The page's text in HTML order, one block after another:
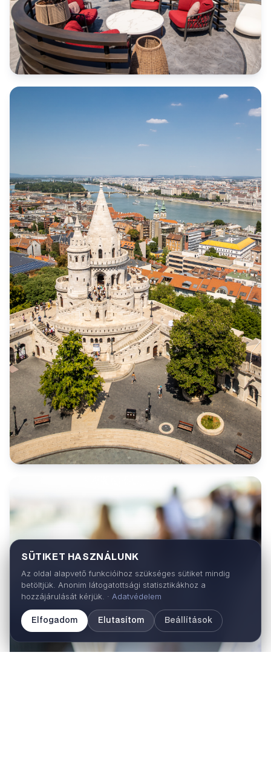
SÜTIKET HASZNÁLUNK
Az oldal alapvető funkcióihoz szükséges sütiket mindig
betöltjük. Anonim látogatottsági statisztikákhoz a
hozzájárulását kérjük. · Adatvédelem
Elfogadom Elutasítom Beállítások